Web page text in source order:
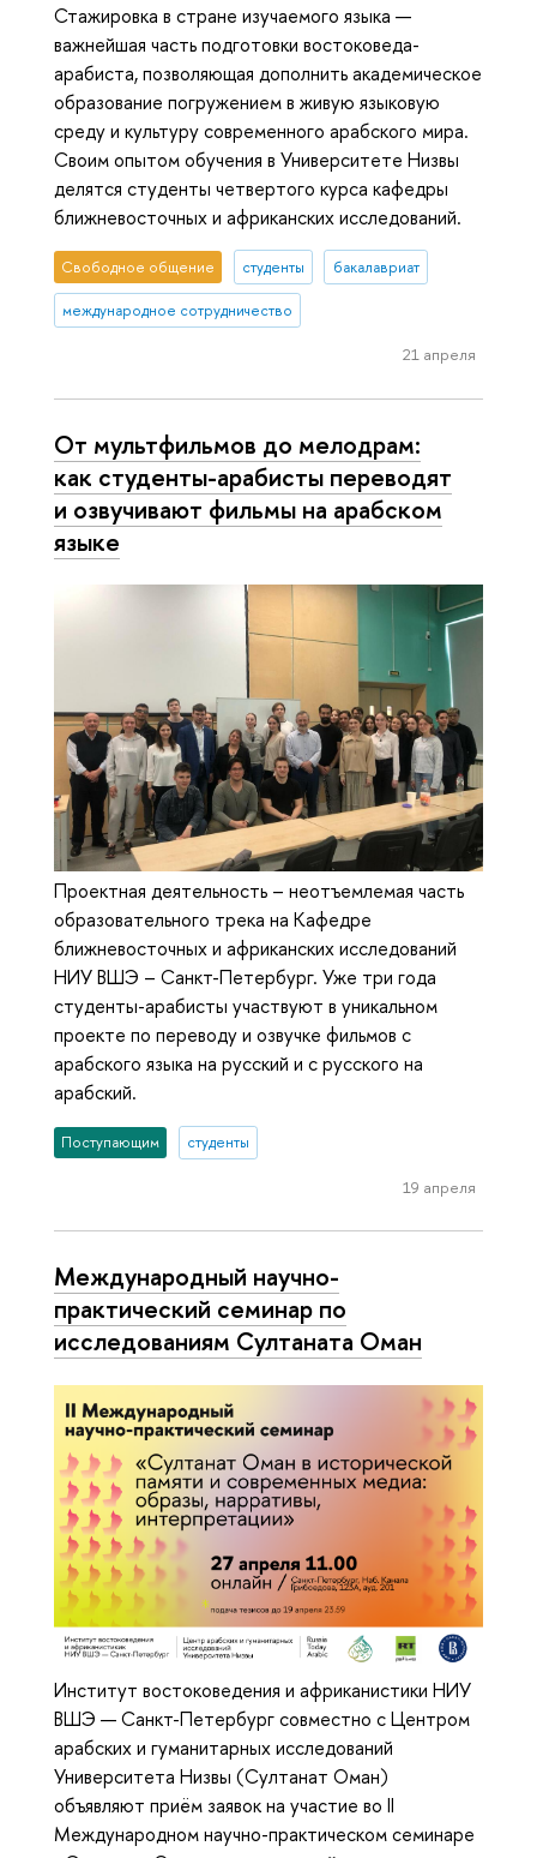
Стажировка в стране изучаемого языка —
важнейшая часть подготовки востоковеда-
арабиста, позволяющая дополнить академическое
образование погружением в живую языковую
среду и культуру современного арабского мира.
Своим опытом обучения в Университете Низвы
делятся студенты четвертого курса кафедры
ближневосточных и африканских исследований.
Свободное общение студенты бакалавриат
международное сотрудничество
21 апреля
От мультфильмов до мелодрам:
как студенты-арабисты переводят
и озвучивают фильмы на арабском
языке
Проектная деятельность – неотъемлемая часть
образовательного трека на Кафедре
ближневосточных и африканских исследований
НИУ ВШЭ – Санкт-Петербург. Уже три года
студенты-арабисты участвуют в уникальном
проекте по переводу и озвучке фильмов с
арабского языка на русский и с русского на
арабский.
Поступающим студенты
19 апреля
Международный научно-
практический семинар по
исследованиям Султаната Оман
Институт востоковедения и африканистики НИУ
ВШЭ — Санкт-Петербург совместно с Центром
арабских и гуманитарных исследований
Университета Низвы (Султанат Оман)
объявляют приём заявок на участие во II
Международном научно-практическом семинаре